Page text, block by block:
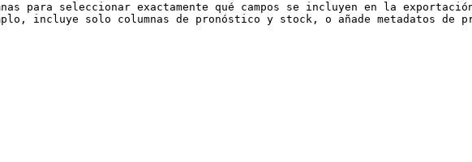
para seleccionar exactamente qué campos se incluyen en la